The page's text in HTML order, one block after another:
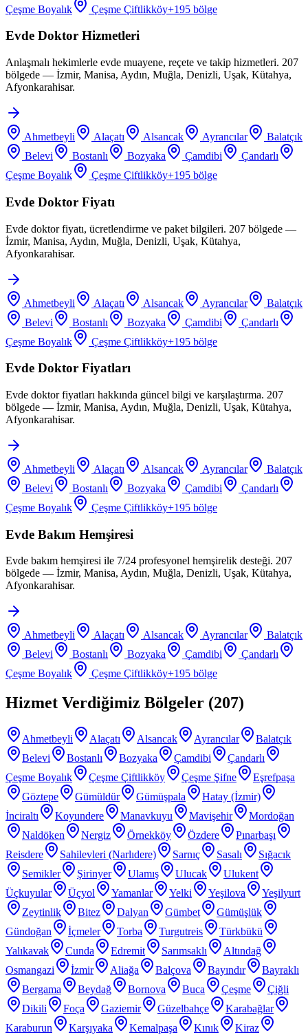
Çeşme Boyalık
Çeşme Çiftlikköy+195 bölge
Evde Doktor Hizmetleri
Anlaşmalı hekimlerle evde muayene, reçete ve takip hizmetleri. 207
bölgede — İzmir, Manisa, Aydın, Muğla, Denizli, Uşak, Kütahya,
Afyonkarahisar.
Ahmetbeyli Alaçatı Alsancak Ayrancılar
Balatçık
Belevi
Bostanlı Bozyaka Çamdibi
Çandarlı
Çeşme Boyalık
Çeşme Çiftlikköy+195 bölge
Evde Doktor Fiyatı
Evde doktor fiyatı, ücretlendirme ve paket bilgileri. 207 bölgede —
İzmir, Manisa, Aydın, Muğla, Denizli, Uşak, Kütahya,
Afyonkarahisar.
Ahmetbeyli Alaçatı Alsancak Ayrancılar
Balatçık
Belevi
Bostanlı Bozyaka Çamdibi
Çandarlı
Çeşme Boyalık
Çeşme Çiftlikköy+195 bölge
Evde Doktor Fiyatları
Evde doktor fiyatları hakkında güncel bilgi ve karşılaştırma. 207
bölgede — İzmir, Manisa, Aydın, Muğla, Denizli, Uşak, Kütahya,
Afyonkarahisar.
Ahmetbeyli Alaçatı Alsancak Ayrancılar
Balatçık
Belevi
Bostanlı Bozyaka Çamdibi
Çandarlı
Çeşme Boyalık
Çeşme Çiftlikköy+195 bölge
Evde Bakım Hemşiresi
Evde bakım hemşiresi ile 7/24 profesyonel hemşirelik desteği. 207
bölgede — İzmir, Manisa, Aydın, Muğla, Denizli, Uşak, Kütahya,
Afyonkarahisar.
Ahmetbeyli Alaçatı Alsancak Ayrancılar
Balatçık
Belevi
Bostanlı Bozyaka Çamdibi
Çandarlı
Çeşme Boyalık
Çeşme Çiftlikköy+195 bölge
Hizmet Verdiğimiz Bölgeler (207)
Ahmetbeyli Alaçatı Alsancak Ayrancılar
Balatçık
Belevi
Bostanlı Bozyaka Çamdibi
Çandarlı
Çeşme Boyalık
Çeşme Çiftlikköy Çeşme Şifne
Eşrefpaşa
Göztepe
Gümüldür Gümüşpala
Hatay (İzmir)
İnciraltı
Koyundere Manavkuyu Mavişehir
Mordoğan
Naldöken
Nergiz Örnekköy Özdere
Pınarbaşı
Reisdere
Sahilevleri (Narlıdere) Sarnıç Sasalı
Sığacık
Semikler
Şirinyer Ulamış Ulucak
Ulukent
Üçkuyular
Üçyol Yamanlar Yelki Yeşilova
Yeşilyurt
Zeytinlik
Bitez Dalyan Gümbet
Gümüşlük
Gündoğan
İçmeler Torba Turgutreis
Türkbükü
Yalıkavak
Cunda Edremit Sarımsaklı
Altındağ
Osmangazi
İzmir Aliağa Balçova Bayındır
Bayraklı
Bergama
Beydağ Bornova Buca Çeşme
Çiğli
Dikili
Foça Gaziemir Güzelbahçe
Karabağlar
Karaburun
Karşıyaka Kemalpaşa Kınık
Kiraz